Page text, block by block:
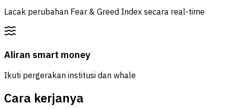
Lacak perubahan Fear & Greed Index secara real-time
Aliran smart money
Ikuti pergerakan institusi dan whale
Cara kerjanya